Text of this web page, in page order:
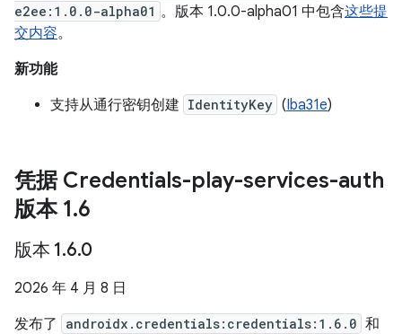
e2ee:1.0.0-alpha01 。版本 1.0.0-alpha01 中包含这些提
交内容。
新功能
支持从通行密钥创建 IdentityKey (Iba31e)
凭据 Credentials-play-services-auth
版本 1.6
版本 1.6.0
2026 年 4 月 8 日
发布了
androidx.credentials:credentials:1.6.0 和